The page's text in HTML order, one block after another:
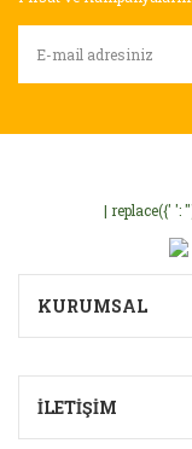
| replace({' ':
KURUMSAL
İLETİŞİM